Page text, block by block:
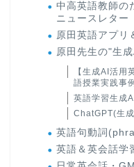
中高英語教師の
ニュースレター
原田英語アプリ
原田先生の"生
【生成AI活用
語授業実践事例
英語学習生成
ChatGPT(生
英語句動詞
英語＆英会話学